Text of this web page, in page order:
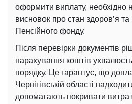
оформити виплату, необхідно
висновок про стан здоров’я
Пенсійного фонду.
Після перевірки документів
нарахування коштів
порядку. Це гарантує, що
Чернігівській області
допомагають покривати